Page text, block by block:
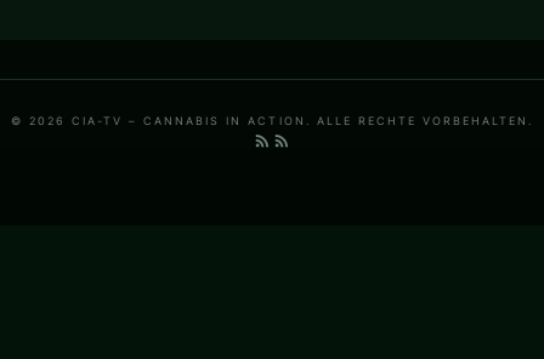
© 2026 CIA-TV – CANNABIS IN ACTION. ALLE RECHTE VORBEHALTEN.